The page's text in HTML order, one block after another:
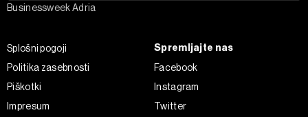
d.o.o. inPartnerji
zasebnosti
, o piškotkih in drugih podobnih tehnologijah
kliknete možnost »Prikaži podrobnosti«. Privolitev lahko
kadar koli prekličete brez kakršnih koli posledic.
Businessweek Adria
Splošni pogoji
Politika zasebnosti
Piškotki
Impresum
Spremljajte nas
Facebook
Instagram
Twitter